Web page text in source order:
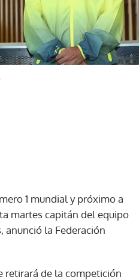
1 mundial y próximo a
martes capitán del equipo
anunció la Federación
retirará de la competición